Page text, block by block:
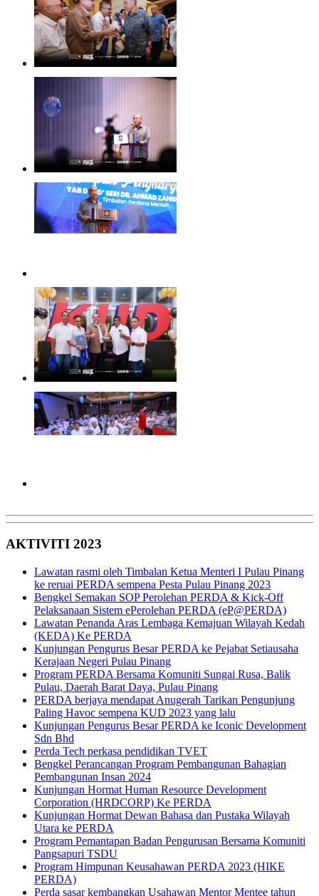
AKTIVITI 2023
Lawatan rasmi oleh Timbalan Ketua Menteri I Pulau Pinang
ke reruai PERDA sempena Pesta Pulau Pinang 2023
Bengkel Semakan SOP Perolehan PERDA & Kick-Off
Pelaksanaan Sistem ePerolehan PERDA (eP@PERDA)
Lawatan Penanda Aras Lembaga Kemajuan Wilayah Kedah
(KEDA) Ke PERDA
Kunjungan Pengurus Besar PERDA ke Pejabat Setiausaha
Kerajaan Negeri Pulau Pinang
Program PERDA Bersama Komuniti Sungai Rusa, Balik
Pulau, Daerah Barat Daya, Pulau Pinang
PERDA berjaya mendapat Anugerah Tarikan Pengunjung
Paling Havoc sempena KUD 2023 yang lalu
Kunjungan Pengurus Besar PERDA ke Iconic Development
Sdn Bhd
Perda Tech perkasa pendidikan TVET
Bengkel Perancangan Program Pembangunan Bahagian
Pembangunan Insan 2024
Kunjungan Hormat Human Resource Development
Corporation (HRDCORP) Ke PERDA
Kunjungan Hormat Dewan Bahasa dan Pustaka Wilayah
Utara ke PERDA
Program Pemantapan Badan Pengurusan Bersama Komuniti
Pangsapuri TSDU
Program Himpunan Keusahawan PERDA 2023 (HIKE
PERDA)
Perda sasar kembangkan Usahawan Mentor Mentee tahun